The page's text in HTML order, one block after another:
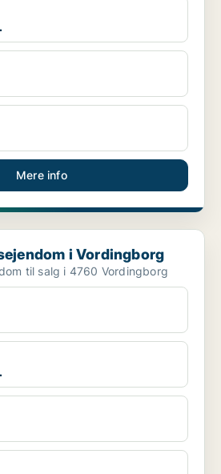
Mere info
i Vordingborg
i Vordingborg
til salg i 4760 Vordingborg